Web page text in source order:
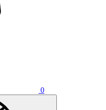
0